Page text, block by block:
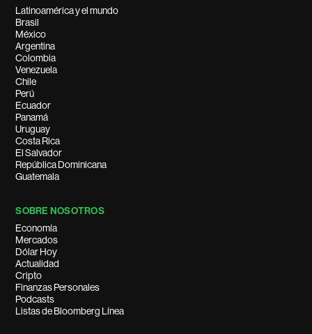
Latinoamérica y el mundo
Brasil
México
Argentina
Colombia
Venezuela
Chile
Perú
Ecuador
Panamá
Uruguay
Costa Rica
El Salvador
República Dominicana
Guatemala
SOBRE NOSOTROS
Economía
Mercados
Dólar Hoy
Actualidad
Cripto
Finanzas Personales
Podcasts
Listas de Bloomberg Línea